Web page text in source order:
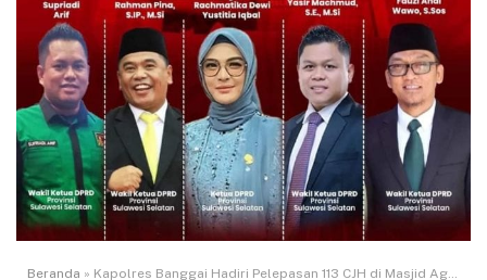
Beranda » Kapolres Banggai Hadiri Pelepasan 113 CJH di Masjid Agung Annur Luwuk